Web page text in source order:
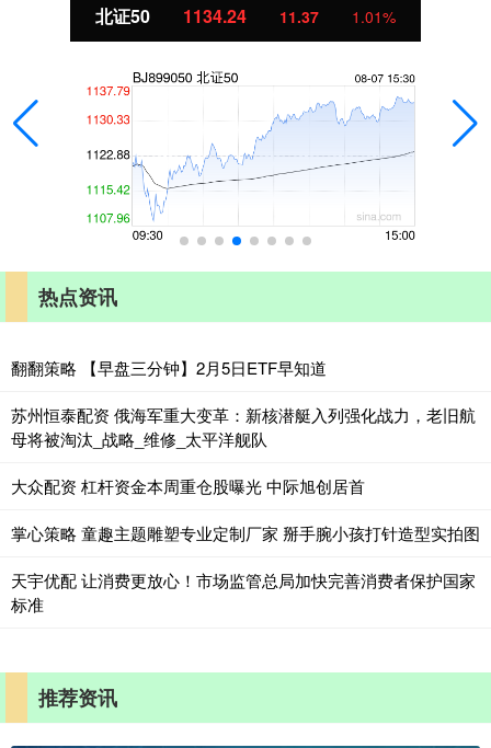
北证50 1134.24 11.37 1.01%
热点资讯
翻翻策略 【早盘三分钟】2月5日ETF早知道
苏州恒泰配资 俄海军重大变革：新核潜艇入列强化战力，老旧航
母将被淘汰_战略_维修_太平洋舰队
大众配资 杠杆资金本周重仓股曝光 中际旭创居首
掌心策略 童趣主题雕塑专业定制厂家 掰手腕小孩打针造型实拍图
天宇优配 让消费更放心！市场监管总局加快完善消费者保护国家
标准
推荐资讯